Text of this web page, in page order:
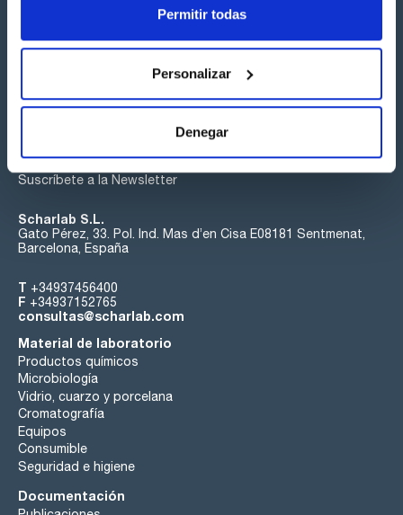
Permitir todas
Personalizar
Denegar
Síguenos:
Suscríbete a la Newsletter
Scharlab S.L.
Gato Pérez, 33. Pol. Ind. Mas d’en Cisa E08181 Sentmenat,
Barcelona, España
T +34937456400
F +34937152765
consultas@scharlab.com
Material de laboratorio
Productos químicos
Microbiología
Vidrio, cuarzo y porcelana
Cromatografía
Equipos
Consumible
Seguridad e higiene
Documentación